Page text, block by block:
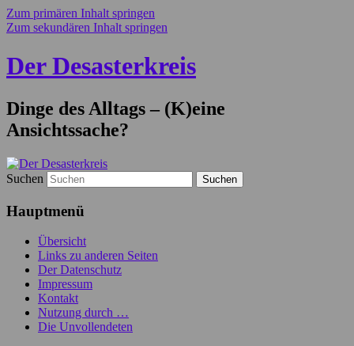
Zum primären Inhalt springen
Zum sekundären Inhalt springen
Der Desasterkreis
Dinge des Alltags – (K)eine
Ansichtssache?
Suchen
Hauptmenü
Übersicht
Links zu anderen Seiten
Der Datenschutz
Impressum
Kontakt
Nutzung durch …
Die Unvollendeten